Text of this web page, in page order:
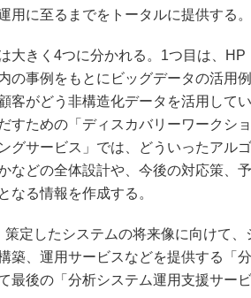
用に至るまでをトータルに提供する。
大きく4つに分かれる。1つ目は、HP
の事例をもとにビッグデータの活用例
客がどう非構造化データを活用してい
すための「ディスカバリーワークシ
グサービス」では、どういったアル
などの全体設計や、今後の対応策、
なる情報を作成する。
定したシステムの将来像に向けて、
築、運用サービスなどを提供する「
最後の「分析システム運用支援サー